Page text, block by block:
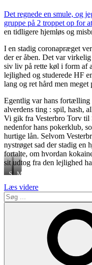
Det regnede en smule, og
gruppe på 2 troppet op for
en tidligere hjemløs og
I en stadig coronapræget
der er åben. Det var
siv liv på rette køl i form af
lejlighed og studerede HF
lang og ret hård men
Egentlig var hans fortælling
alverdens ting : spil, hash,
Vi gik fra Vesterbro Torv til
nedenfor hans pokerklub,
hurtige lån. Selvom
nystrøget sad der stadig en
fortalte, om hvordan
sit udtog fra den lejlighed
Saxoparken,
fra
KK.dk
Mændenes
lånt
fra
eb.dk
Læs videre“Gadens
–
fascinerende
fortælling
Vesterbro”
Søg
efter: